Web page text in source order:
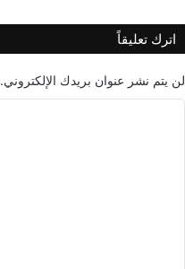
اترك تعليقاً
لن يتم نشر عنوان بريدك الإلكتروني.